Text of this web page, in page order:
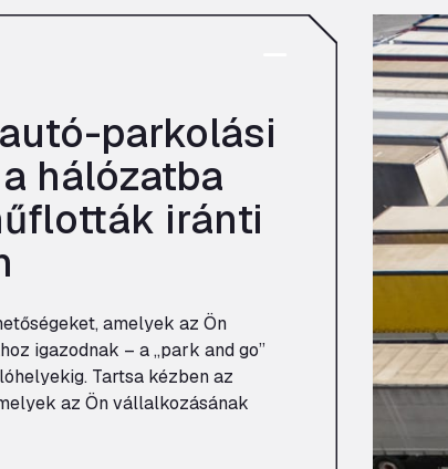
parkolási
hálózatba
iránti
amelyek az Ön
igazodnak – a „park and go”
Tartsa kézben az
az Ön vállalkozásának